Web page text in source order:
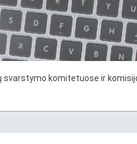
svarstymo komitetuose ir